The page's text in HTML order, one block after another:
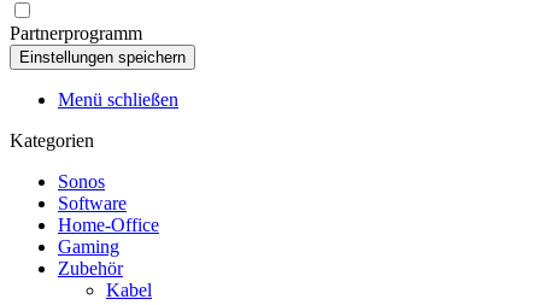
Partnerprogramm
Menü schließen
Kategorien
Sonos
Software
Home-Office
Gaming
Zubehör
Kabel